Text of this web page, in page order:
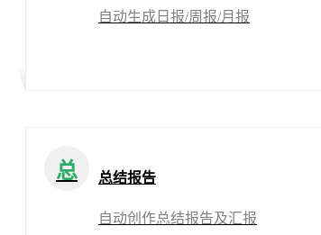
自动生成日报/周报/月报
总 总结报告
自动创作总结报告及汇报